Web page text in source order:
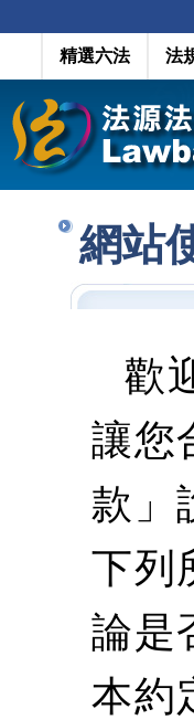
精選六法 法
網站
歡
讓您
款」
下列
論是
本約